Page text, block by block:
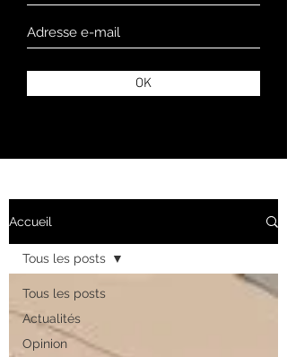
OK
Accueil
Tous les posts
Actualités
Opinion
Tous les posts